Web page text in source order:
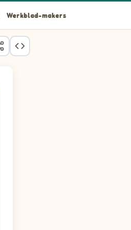
Werkblad-makers